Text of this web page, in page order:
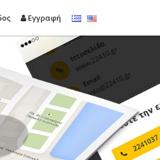
Εγγραφή